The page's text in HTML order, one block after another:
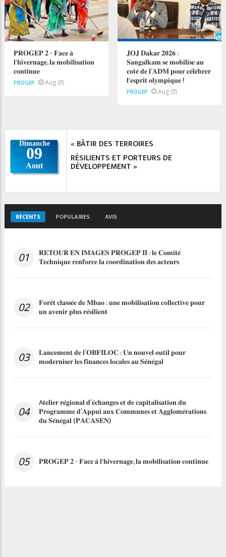
𝐏𝐑𝐎𝐆𝐄𝐏 𝟐 - 𝐅𝐚𝐜𝐞 𝐚̀
𝐥'𝐡𝐢𝐯𝐞𝐫𝐧𝐚𝐠𝐞, 𝐥𝐚 𝐦𝐨𝐛𝐢𝐥𝐢𝐬𝐚𝐭𝐢𝐨𝐧
𝐜𝐨𝐧𝐭𝐢𝐧𝐮𝐞
PROGEP Aug 05
𝐉𝐎𝐉 𝐃𝐚𝐤𝐚𝐫 𝟐𝟎𝟐𝟔 :
𝐒𝐚𝐧𝐠𝐚𝐥𝐤𝐚𝐦 𝐬𝐞 𝐦𝐨𝐛𝐢𝐥𝐢𝐬𝐞 𝐚𝐮
𝐜𝐨𝐭𝐞́ 𝐝𝐞 𝐥’𝐀𝐃𝐌 𝐩𝐨𝐮𝐫 𝐜𝐞́𝐥𝐞́𝐛𝐫𝐞𝐫
𝐥'𝐞𝐬𝐩𝐫𝐢𝐭 𝐨𝐥𝐲𝐦𝐩𝐢𝐪𝐮𝐞 !
PROGEP Aug 05
« BÂTIR DES TERROIRES
RÉSILIENTS ET PORTEURS DE
DÉVELOPPEMENT »
RÉCENTS POPULAIRES AVIS
01 𝐑𝐄𝐓𝐎𝐔𝐑 𝐄𝐍 𝐈𝐌𝐀𝐆𝐄𝐒 𝐏𝐑𝐎𝐆𝐄𝐏 𝐈𝐈 : 𝐥𝐞 𝐂𝐨𝐦𝐢𝐭𝐞́
𝐓𝐞𝐜𝐡𝐧𝐢𝐪𝐮𝐞 𝐫𝐞𝐧𝐟𝐨𝐫𝐜𝐞 𝐥𝐚 𝐜𝐨𝐨𝐫𝐝𝐢𝐧𝐚𝐭𝐢𝐨𝐧 𝐝𝐞𝐬 𝐚𝐜𝐭𝐞𝐮𝐫𝐬
02 𝐅𝐨𝐫𝐞̂𝐭 𝐜𝐥𝐚𝐬𝐬𝐞́𝐞 𝐝𝐞 𝐌𝐛𝐚𝐨 : 𝐮𝐧𝐞 𝐦𝐨𝐛𝐢𝐥𝐢𝐬𝐚𝐭𝐢𝐨𝐧 𝐜𝐨𝐥𝐥𝐞𝐜𝐭𝐢𝐯𝐞 𝐩𝐨𝐮𝐫
𝐮𝐧 𝐚𝐯𝐞𝐧𝐢𝐫 𝐩𝐥𝐮𝐬 𝐫𝐞́𝐬𝐢𝐥𝐢𝐞𝐧𝐭
03 𝐋𝐚𝐧𝐜𝐞𝐦𝐞𝐧𝐭 𝐝𝐞 𝐥’𝐎𝐁𝐅𝐈𝐋𝐎𝐂 : 𝐔𝐧 𝐧𝐨𝐮𝐯𝐞𝐥 𝐨𝐮𝐭𝐢𝐥 𝐩𝐨𝐮𝐫
𝐦𝐨𝐝𝐞𝐫𝐧𝐢𝐬𝐞𝐫 𝐥𝐞𝐬 𝐟𝐢𝐧𝐚𝐧𝐜𝐞𝐬 𝐥𝐨𝐜𝐚𝐥𝐞𝐬 𝐚𝐮 𝐒𝐞́𝐧𝐞́𝐠𝐚𝐥
04
A𝐭𝐞𝐥𝐢𝐞𝐫 𝐫𝐞́𝐠𝐢𝐨𝐧𝐚𝐥 𝐝’𝐞́𝐜𝐡𝐚𝐧𝐠𝐞𝐬 𝐞𝐭 𝐝𝐞 𝐜𝐚𝐩𝐢𝐭𝐚𝐥𝐢𝐬𝐚𝐭𝐢𝐨𝐧 𝐝𝐮
𝐏𝐫𝐨𝐠𝐫𝐚𝐦𝐦𝐞 𝐝’𝐀𝐩𝐩𝐮𝐢 𝐚𝐮𝐱 𝐂𝐨𝐦𝐦𝐮𝐧𝐞𝐬 𝐞𝐭 𝐀𝐠𝐠𝐥𝐨𝐦𝐞́𝐫𝐚𝐭𝐢𝐨𝐧𝐬
𝐝𝐮 𝐒𝐞́𝐧𝐞́𝐠𝐚𝐥 (𝐏𝐀𝐂𝐀𝐒𝐄𝐍)
05 𝐏𝐑𝐎𝐆𝐄𝐏 𝟐 - 𝐅𝐚𝐜𝐞 𝐚̀ 𝐥'𝐡𝐢𝐯𝐞𝐫𝐧𝐚𝐠𝐞, 𝐥𝐚 𝐦𝐨𝐛𝐢𝐥𝐢𝐬𝐚𝐭𝐢𝐨𝐧 𝐜𝐨𝐧𝐭𝐢𝐧𝐮𝐞